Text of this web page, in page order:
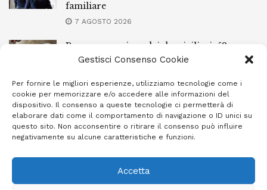
Gestisci Consenso Cookie
Per fornire le migliori esperienze, utilizziamo tecnologie come i
cookie per memorizzare e/o accedere alle informazioni del
dispositivo. Il consenso a queste tecnologie ci permetterà di
elaborare dati come il comportamento di navigazione o ID unici su
questo sito. Non acconsentire o ritirare il consenso può influire
negativamente su alcune caratteristiche e funzioni.
Accetta
familiare
7 AGOSTO 2026
Ragusa, spacciava dai domiciliari: 52enne
finisce in carcere
Incendi a Modica, torna in libertà il
marocchino di 23 anni
7 AGOSTO 2026